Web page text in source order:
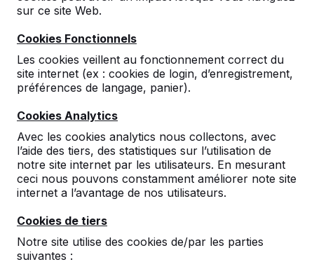
sur ce site Web.
Cookies Fonctionnels
Les cookies veillent au fonctionnement correct du
site internet (ex : cookies de login, d’enregistrement,
préférences de langage, panier).
Cookies Analytics
Avec les cookies analytics nous collectons, avec
l’aide des tiers, des statistiques sur l’utilisation de
notre site internet par les utilisateurs. En mesurant
ceci nous pouvons constamment améliorer note site
internet a l’avantage de nos utilisateurs.
Cookies de tiers
Notre site utilise des cookies de/par les parties
suivantes :
Références
Vous trouverez nos produits dans toute